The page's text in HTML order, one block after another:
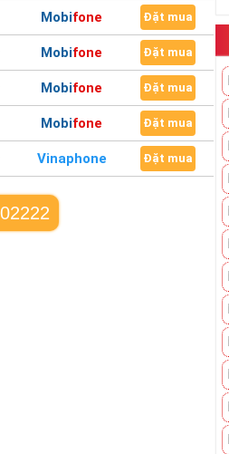
Mobifone Đặt mua
Mobifone Đặt mua
Mobifone Đặt mua
Mobifone Đặt mua
Vinaphone Đặt mua